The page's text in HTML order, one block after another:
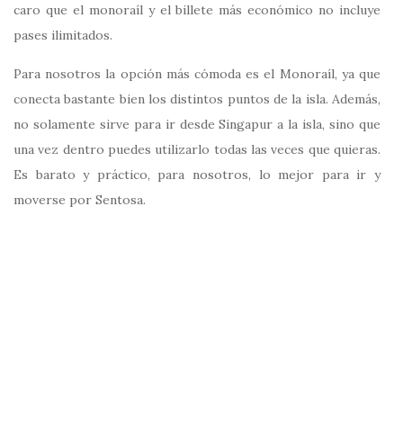
caro que el monoraíl y el billete más económico no incluye
pases ilimitados.
Para nosotros la opción más cómoda es el Monoraíl, ya que
conecta bastante bien los distintos puntos de la isla. Además,
no solamente sirve para ir desde Singapur a la isla, sino que
una vez dentro puedes utilizarlo todas las veces que quieras.
Es barato y práctico, para nosotros, lo mejor para ir y
moverse por Sentosa.